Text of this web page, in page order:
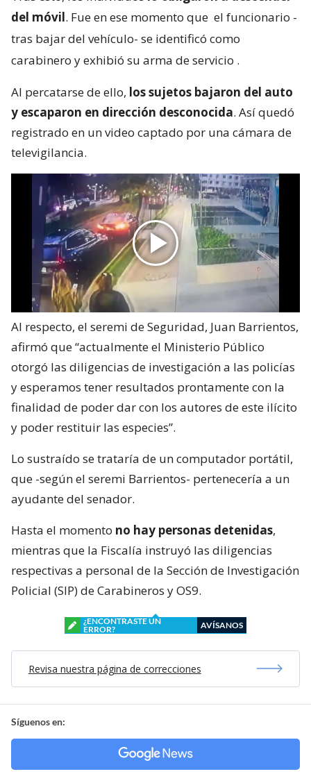
del móvil. Fue en ese momento que el funcionario -
tras bajar del vehículo- se identificó como
carabinero y exhibió su arma de servicio .
Al percatarse de ello, los sujetos bajaron del auto
y escaparon en dirección desconocida. Así quedó
registrado en un video captado por una cámara de
televigilancia.
Al respecto, el seremi de Seguridad, Juan Barrientos,
afirmó que “actualmente el Ministerio Público
otorgó las diligencias de investigación a las policías
y esperamos tener resultados prontamente con la
finalidad de poder dar con los autores de este ilícito
y poder restituir las especies”.
Lo sustraído se trataría de un computador portátil,
que -según el seremi Barrientos- pertenecería a un
ayudante del senador.
Hasta el momento no hay personas detenidas,
mientras que la Fiscalía instruyó las diligencias
respectivas a personal de la Sección de Investigación
Policial (SIP) de Carabineros y OS9.
¿ENCONTRASTE UN
ERROR?
AVÍSANOS
Revisa nuestra página de correcciones
Síguenos en: